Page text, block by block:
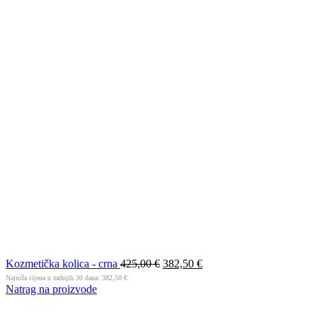
Kozmetička kolica - crna 425,00€ 382,50 €
Najniža cijena u zadnjih 30 dana: 382,50 €
Natrag na proizvode